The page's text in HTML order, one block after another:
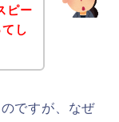
ピー
し
ですが、なぜ